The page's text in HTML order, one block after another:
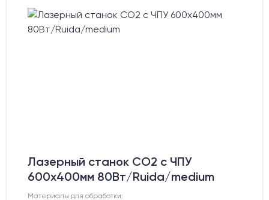
Лазерный станок CO2 c ЧПУ
600х400мм 80Вт/Ruida/medium
Материалы для обработки: